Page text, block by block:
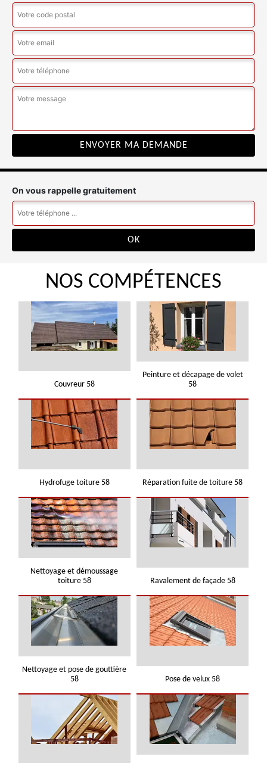
On vous rappelle gratuitement
NOS COMPÉTENCES
Couvreur 58
Peinture et décapage de volet
58
Hydrofuge toiture 58 Réparation fuite de toiture 58
Nettoyage et démoussage
toiture 58
Ravalement de façade 58
Nettoyage et pose de gouttière
58
Pose de velux 58